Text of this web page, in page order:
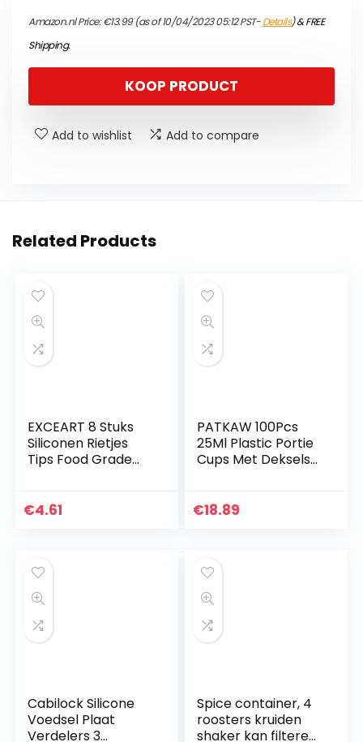
Amazon.nl Price:€13.99(as of 10/04/2023 05:12 PST-Details)&FREE
Shipping.
KOOP PRODUCT
Add to wishlist Add to compare
Related Products
EXCEART 8 Stuks
Siliconen Rietjes
Tips Food Grade
Brandwonden
€4.61
PATKAW 100Pcs
25Ml Plastic Portie
Cups Met Deksels
Kruiderij Dessert
€18.89
Cabilock Silicone
Voedsel Plaat
Verdelers 3
Spice container, 4
roosters kruiden
shaker kan filteren